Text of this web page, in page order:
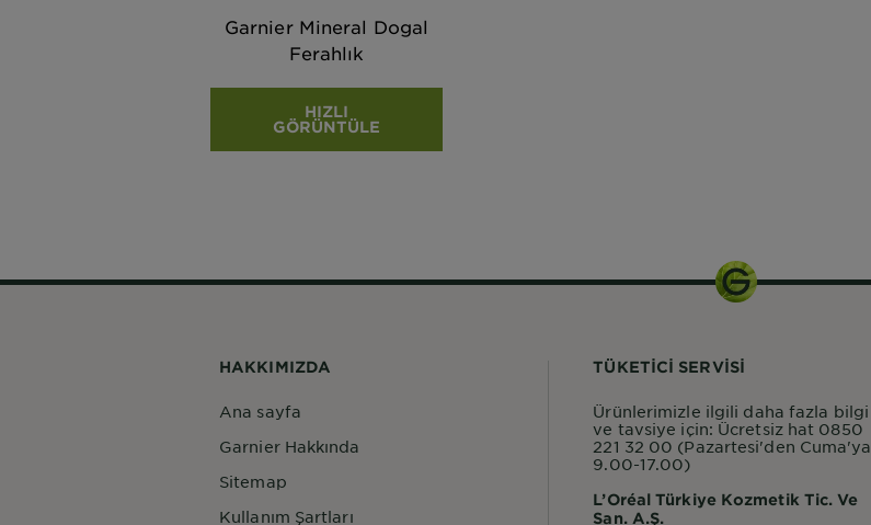
Garnier Mineral Dogal
Ferahlık
HIZLI
GÖRÜNTÜLE
HAKKIMIZDA
Ana sayfa
Garnier Hakkında
Sitemap
Kullanım Şartları
TÜKETİCİ SERVİSİ
Ürünlerimizle ilgili daha fazla bilgi
ve tavsiye için: Ücretsiz hat 0850
221 32 00 (Pazartesi'den Cuma'ya
9.00-17.00)
L’Oréal Türkiye Kozmetik Tic. Ve
San. A.Ş.